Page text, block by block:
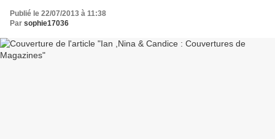
Publié le 22/07/2013 à 11:38
Par sophie17036